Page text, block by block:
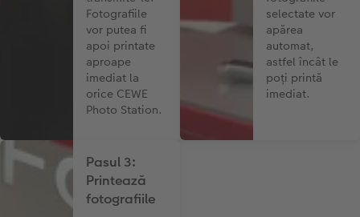
Fotografiile
vor putea fi
apoi printate
aproape
imediat la
orice CEWE
Photo Station.
selectate vor
apărea
automat,
astfel încât le
poți printă
imediat.
Pasul 3:
Printează
fotografiile